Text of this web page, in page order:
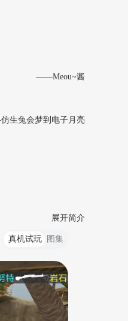
——Meou~酱
生兔会梦到电子月亮
展开简介
真机试玩 图集